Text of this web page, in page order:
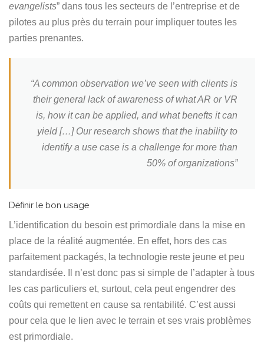
evangelists” dans tous les secteurs de l’entreprise et de
pilotes au plus près du terrain pour impliquer toutes les
parties prenantes.
“A common observation we’ve seen with clients is
their general lack of awareness of what AR or VR
is, how it can be applied, and what benefts it can
yield […] Our research shows that the inability to
identify a use case is a challenge for more than
50% of organizations”
Définir le bon usage
L’identification du besoin est primordiale dans la mise en
place de la réalité augmentée. En effet, hors des cas
parfaitement packagés, la technologie reste jeune et peu
standardisée. Il n’est donc pas si simple de l’adapter à tous
les cas particuliers et, surtout, cela peut engendrer des
coûts qui remettent en cause sa rentabilité. C’est aussi
pour cela que le lien avec le terrain et ses vrais problèmes
est primordiale.